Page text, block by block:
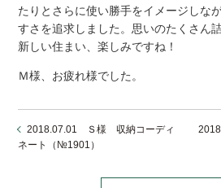
たりとさらに使い勝手をイメージしな
すさを追求しました。思いのたくさん
新しい住まい、楽しみですね！
Ｍ様、お疲れ様でした。
2018.07.01 Ｓ様 収納コーディ
ネート（№1901）